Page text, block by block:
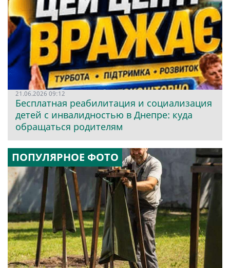
21.06.2026 09:12
Бесплатная реабилитация и социализация
детей с инвалидностью в Днепре: куда
обращаться родителям
ПОПУЛЯРНОЕ ФОТО